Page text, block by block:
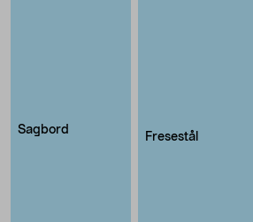
Sagbord
Fresestål